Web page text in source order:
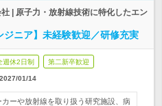
| 原子力・放射線技術に特化したエン
ニア】未経験歓迎／研修充実
週休2日制 第二新卒歓迎
2027/01/14
ーや放射線を取り扱う研究施設、病